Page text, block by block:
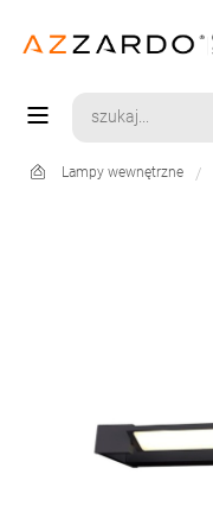
Lampy wewnętrzne